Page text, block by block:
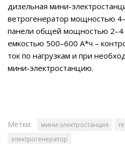
дизельная мини-
ветрогенератор мощностью
панели общей мощностью 2–4
емкостью 500–600 А*ч –
ток по нагрузкам и при
мини-электростанцию.
Метки: мини-электростанция
электрогенератор